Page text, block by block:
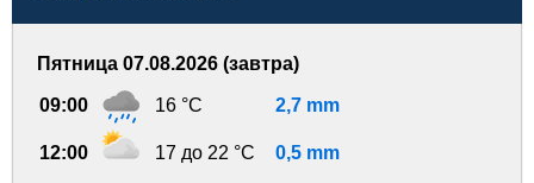
Пятница 07.08.2026 (завтра)
09:00 16 °C 2,7 mm
12:00 17 до 22 °C 0,5 mm